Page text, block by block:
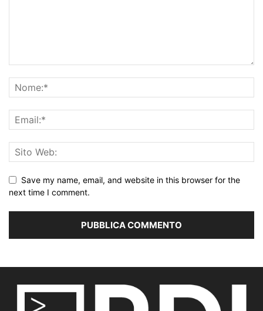
Save my name, email, and website in this browser for the
next time I comment.